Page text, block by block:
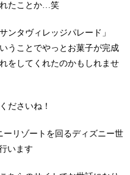
たことか…笑
ンタヴィレッジパレード」
うことでやっとお菓子が完成
をしてくれたのかもしれませ
ださいね！
ーリゾートを回るディズニー世
います